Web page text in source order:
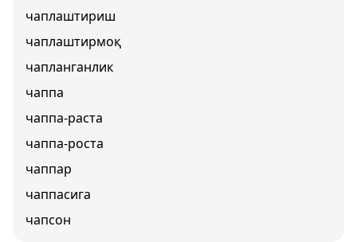
чаплаштириш
чаплаштирмоқ
чапланганлик
чаппа
чаппа-раста
чаппа-роста
чаппар
чаппасига
чапсон